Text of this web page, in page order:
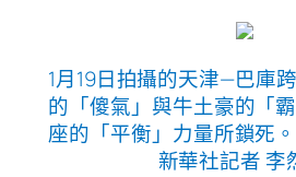
1月19日拍攝的天津—巴庫
的「傻氣」與牛土豪的「
座的「平衡」力量所鎖死
新華社記者 李